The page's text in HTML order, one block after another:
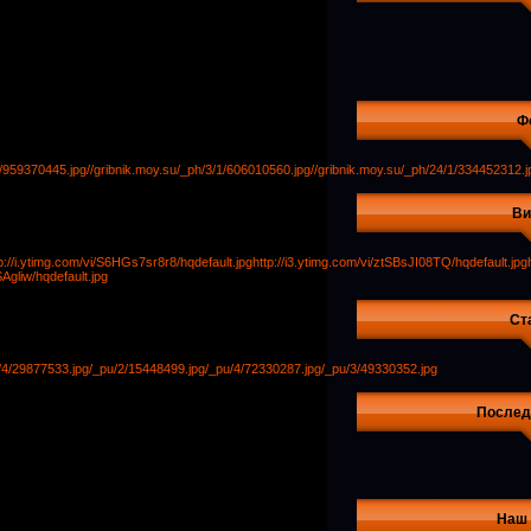
//gribnik.moy.su/_ph/3/1/606010560.jpg//gribnik.moy.su/_ph/24/1/
i.ytimg.com/vi/S6HGs7sr8r8/hqdefault.jpghttp://i3.ytimg.com/vi/ztSBsJI08TQ/hqdefault.jpg
hqdefault.jpg
29877533.jpg/_pu/2/15448499.jpg/_pu/4/72330287.jpg/_pu/3/49330352.jpg
Наш